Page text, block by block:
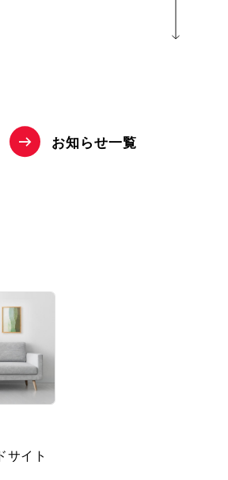
お知 らせ一覧
サイト